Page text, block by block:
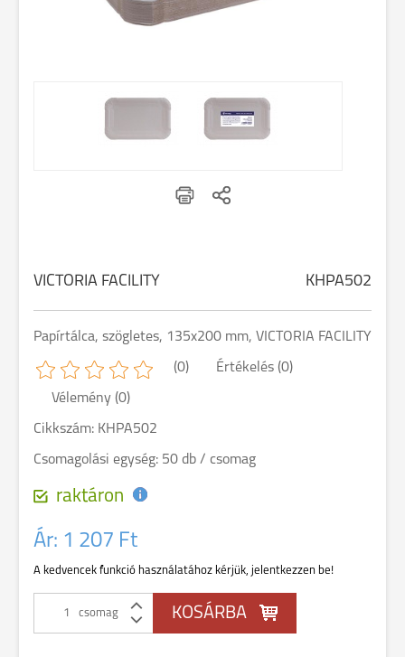
VICTORIA FACILITY KHPA502
Papírtálca, szögletes, 135x200 mm, VICTORIA FACILITY
(0) Értékelés (0)
Vélemény (0)
Cikkszám: KHPA502
Csomagolási egység: 50 db / csomag
raktáron
Ár: 1 207 Ft
A kedvencek funkció használatához kérjük, jelentkezzen be!
csomag